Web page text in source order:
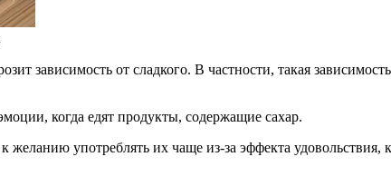
зависимость от сладкого. В частности, такая
когда едят продукты, содержащие сахар.
употреблять их чаще из-за эффекта удовольствия,